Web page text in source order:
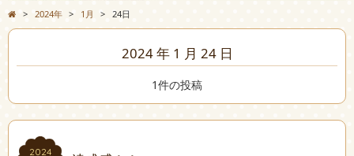
> 2024年 > 1月 > 24日
2024 年 1 月 24 日
1件の投稿
2024
2024